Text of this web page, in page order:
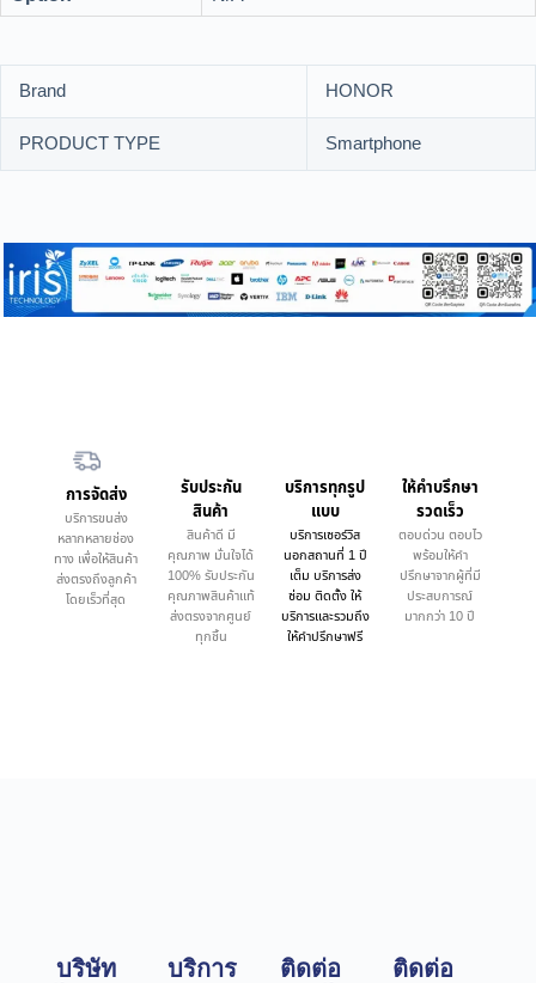
Brand
HONOR
PRODUCT TYPE
Smartphone
การจัดส่ง
บริการขนส่ง
หลากหลายช่อง
ทาง เพื่อให้สินค้า
ส่งตรงถึงลูกค้า
โดยเร็วที่สุด
รับประกัน
สินค้า
สินค้าดี มี
คุณภาพ มั่นใจได้
100% รับประกัน
คุณภาพสินค้าแท้
ส่งตรงจากศูนย์
ทุกชิ้น
บริการทุกรูป
แบบ
บริการเซอร์วิส
นอกสถานที่ 1 ปี
เต็ม บริการส่ง
ซ่อม ติดตั้ง ให้
บริการและรวมถึง
ให้คำปรึกษาฟรี
ให้คำบรึกษา
รวดเร็ว
ตอบด่วน ตอบไว
พร้อมให้คำ
ปรึกษาจากผู้ที่มี
ประสบการณ์
มากกว่า 10 ปี
บริษัท
บริการ
ติดต่อ
ติดต่อ